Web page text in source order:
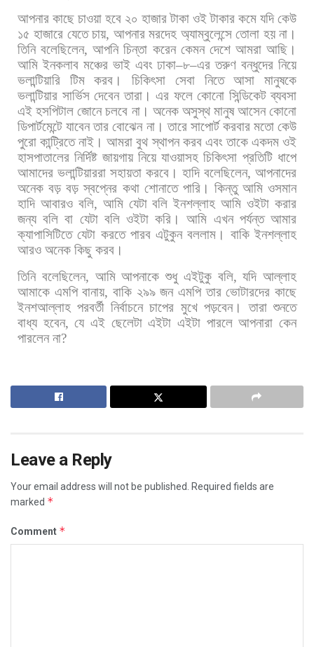
আপনার কাছে চাওয়া হবে ২০ হাজার টাকা ওই টাকার কমে যদি কেউ
১৫ হাজারে যেতে চায়, আপনার মরদেহ অ্যাম্বুলেন্সে তোলা হয় না।
তিনি বলেছিলেন,আপনি চিন্তা করেন কেমন দেশে আমরা আছি।
আমি ইনকলাব মঞ্চের ভাই এবং ঢাকা–৮–এর তরুণ বন্ধুদের নিয়ে
ভলান্টিয়ারি
টিম করব। চিকিৎসা সেবা নিতে আসা
মানুষকে
ভলান্টিয়ার সার্ভিস দেবেন তারা। এর ফলে কোনো সিন্ডিকেট ব্যবসা
এই হসপিটাল জোনে চলবে না। অনেক অসুস্থ মানুষ আসেন কোনো
ডিপার্টমেন্টে যাবেন তার বোঝেন না। তারে সাপোর্ট করবার মতো কেউ
পুরো কান্ট্রিতে নাই। আমরা বুথ স্থাপন করব এবং তাকে একদম ওই
হাসপাতালের নির্দিষ্ট জায়গায় নিয়ে যাওয়াসহ চিকিৎসা প্রতিটি ধাপে
আমাদের ভলান্টিয়াররা সহায়তা করবে। হাদি বলেছিলেন, আপনাদের
অনেক বড় বড় স্বপ্নের কথা শোনাতে পারি। কিন্তু আমি ওসমান
হাদি আবারও বলি, আমি যেটা বলি ইনশল্লাহ আমি ওইটা করার
জন্য বলি বা যেটা বলি ওইটা করি। আমি এখন পর্যন্ত আমার
ক্যাপাসিটিতে যেটা করতে পারব এটুকুন বললাম। বাকি ইনশল্লাহ
আরও অনেক কিছু করব।
তিনি বলেছিলেন, আমি আপনাকে শুধু এইটুকু বলি,যদি আল্লাহ
আমাকে এমপি বানায়,বাকি ২৯৯ জন এমপি তার ভোটারদের কাছে
ইনশআল্লাহ পরবর্তী নির্বাচনে চাপের মুখে পড়বেন। তারা শুনতে
বাধ্য হবেন,যে এই ছেলেটা এইটা এইটা পারলে আপনারা কেন
পারলেন না?
Leave a Reply
Your email address will not be published.
Required fields are
marked *
Comment *